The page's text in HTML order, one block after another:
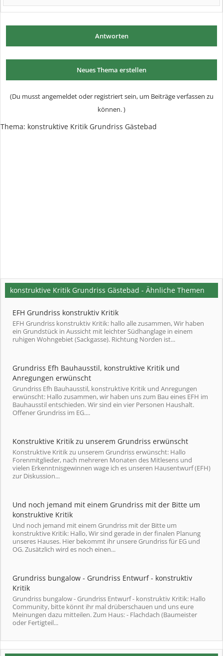
Antworten
Neues Thema erstellen
(Du musst angemeldet oder registriert sein, um Beiträge verfassen zu
können. )
Thema: konstruktive Kritik Grundriss Gästebad
konstruktive Kritik Grundriss Gästebad - Ähnliche Themen
EFH Grundriss konstruktiv Kritik
EFH Grundriss konstruktiv Kritik: hallo alle zusammen, Wir haben
ein Grundstück in Aussicht mit leichter Südhanglage in einem
ruhigen Wohngebiet (Sackgasse). Richtung Norden ist...
Grundriss Efh Bauhausstil, konstruktive Kritik und
Anregungen erwünscht
Grundriss Efh Bauhausstil, konstruktive Kritik und Anregungen
erwünscht: Hallo zusammen, wir haben uns zum Bau eines EFH im
Bauhausstil entschieden. Wir sind ein vier Personen Haushalt.
Offener Grundriss im EG....
Konstruktive Kritik zu unserem Grundriss erwünscht
Konstruktive Kritik zu unserem Grundriss erwünscht: Hallo
Forenmitglieder, nach mehreren Monaten des Mitlesens und
vielen Erkenntnisgewinnen wage ich es unseren Hausentwurf (EFH)
zur Diskussion...
Und noch jemand mit einem Grundriss mit der Bitte um
konstruktive Kritik
Und noch jemand mit einem Grundriss mit der Bitte um
konstruktive Kritik: Hallo, Wir sind gerade in der finalen Planung
unseres Hauses. Hier bekommt ihr unsere Grundriss für EG und
OG. Zusätzlich wird es noch einen...
Grundriss bungalow - Grundriss Entwurf - konstruktiv
Kritik
Grundriss bungalow - Grundriss Entwurf - konstruktiv Kritik: Hallo
Community, bitte könnt ihr mal drüberschauen und uns eure
Meinungen dazu mitteilen. Zum Haus: - Flachdach (Baumeister
oder Fertigteil...